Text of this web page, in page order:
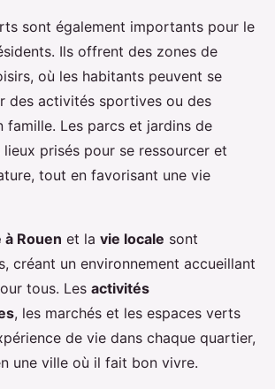
sont également importants pour le
Ils offrent des zones de
où les habitants peuvent se
des activités sportives ou des
famille. Les parcs et jardins de
lieux prisés pour se ressourcer et
tout en favorisant une vie
Rouen et la vie locale sont
créant un environnement accueillant
tous. Les activités
, les marchés et les espaces verts
de vie dans chaque quartier,
une ville où il fait bon vivre.